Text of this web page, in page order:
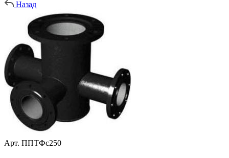
Назад
Арт. ППТФс250